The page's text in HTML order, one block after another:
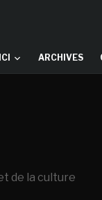
ARCHIVES
de la culture